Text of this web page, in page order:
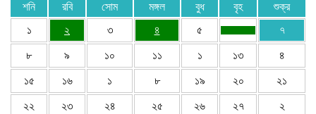
শনি রবি সোম মঙ্গল বুধ বৃহ
শুক্র
১
২ ৩ ৪ ৫ ৭
৮ ৯ ১০ ১১ ১ ১৩ ৪
১৫ ১৬ ১ ৮ ১৯ ২০ ২১
২২ ২৩ ২৪ ২৫ ২৬ ২৭ ২